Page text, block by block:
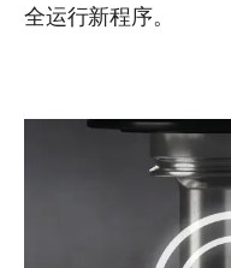
全运行新程序。